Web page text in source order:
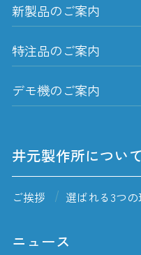
新製品のご案内
特注品のご案内
デモ機のご案内
井元製作所について
ご挨拶 選ばれる3つの
ニュース